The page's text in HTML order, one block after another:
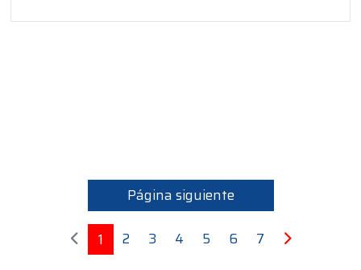
Página siguiente
1 2 3 4 5 6 7